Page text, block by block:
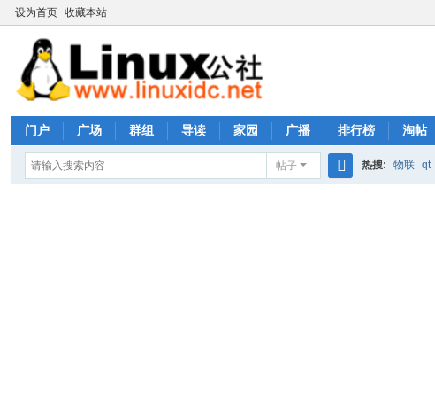
设为首页 收藏本站
门户 广场 群组 导读 家园 广播 排行榜 淘帖
帖子 热搜: 物联 qt